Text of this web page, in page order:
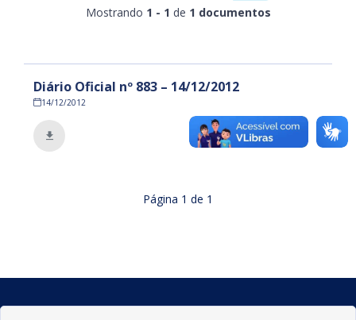
Mostrando 1 - 1 de 1 documentos
Diário Oficial nº 883 – 14/12/2012
14/12/2012
Página 1 de 1